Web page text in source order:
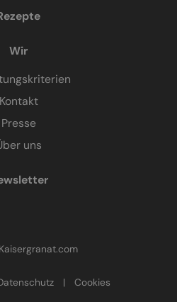
Wir
Kontakt
Presse
uns
| Cookies